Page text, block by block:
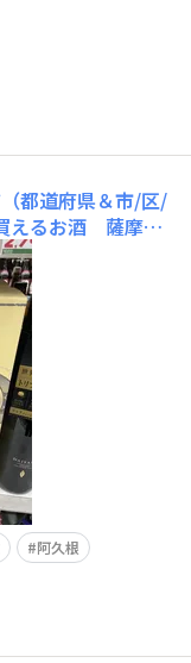
都道府県＆市/区/
えるお酒 薩摩富
おすすめポイン
クです復刻版を試
（
阿久根